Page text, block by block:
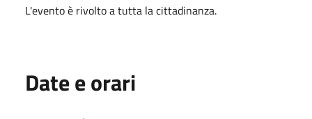
L'evento è rivolto a tutta la cittadinanza.
Date e orari